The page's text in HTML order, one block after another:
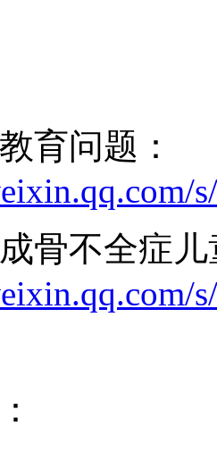
育问题：
骨不全症